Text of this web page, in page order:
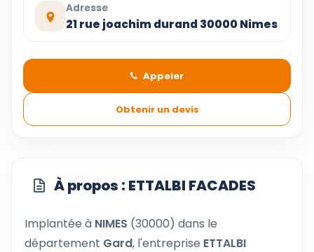
Adresse
21 rue joachim durand 30000 Nimes
Appeler
Obtenir un devis
À propos : ETTALBI FACADES
Implantée à NIMES (30000) dans le
département Gard, l'entreprise ETTALBI